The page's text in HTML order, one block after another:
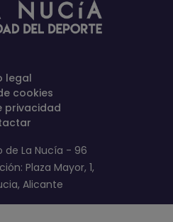
legal
cookies
privacidad
La Nucía - 96
Plaza Mayor, 1,
Alicante